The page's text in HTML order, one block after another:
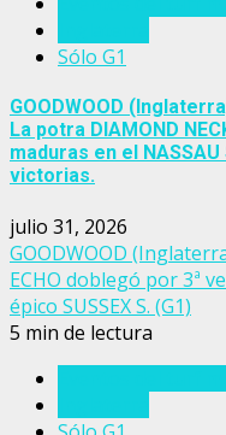
Sólo G1
GOODWOOD
La potra DIAMOND
maduras en el
victorias.
julio 31, 2026
GOODWOOD
ECHO doblegó por 3ª
épico SUSSEX S. (G1)
5 min de lectura